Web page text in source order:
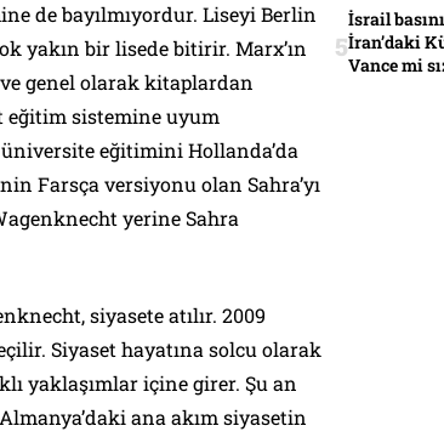
de bayılmıyordur. Liseyi Berlin
yakın bir lisede bitirir. Marx’ın
genel olarak kitaplardan
eğitim sistemine uyum
eğitimini Hollanda’da
Farsça versiyonu olan Sahra’yı
yerine Sahra
siyasete atılır. 2009
Siyaset hayatına solcu olarak
yaklaşımlar içine girer. Şu an
ana akım siyasetin
İsrail
İran’daki
Vance mi